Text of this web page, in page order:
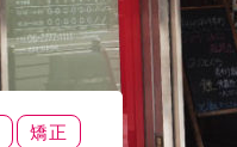
矯正